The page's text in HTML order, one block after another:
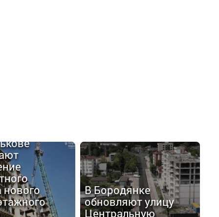
нового
В Бородянке
обновляют улицу
Центральную